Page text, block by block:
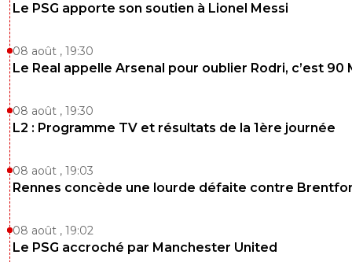
Le PSG apporte son soutien à Lionel Messi
08 août , 19:30
Le Real appelle Arsenal pour oublier Rodri, c’est 90
08 août , 19:30
L2 : Programme TV et résultats de la 1ère journée
08 août , 19:03
Rennes concède une lourde défaite contre
08 août , 19:02
Le PSG accroché par Manchester United